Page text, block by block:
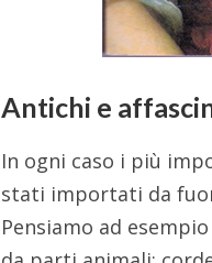
Antichi e
In ogni caso i più
stati importati da
Pensiamo ad